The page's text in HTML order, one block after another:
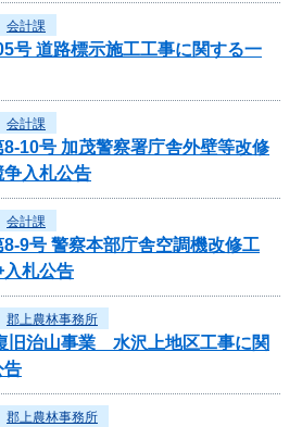
会計課
号 道路標示施工工事に関する一
会計課
8-10号 加茂警察署庁舎外壁等改修
入札公告
会計課
8-9号 警察本部庁舎空調機改修工
入札公告
郡上農林事務所
旧治山事業 水沢上地区工事に関
告
郡上農林事務所